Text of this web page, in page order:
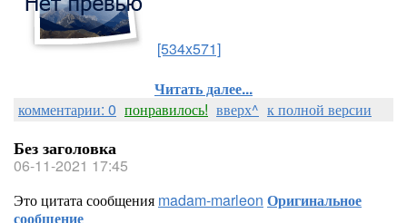
[534x571]
Читать далее...
комментарии: 0 понравилось! вверх^ к полной версии
Без заголовка
06-11-2021 17:45
Это цитата сообщения madam-marleon Оригинальное
сообщение